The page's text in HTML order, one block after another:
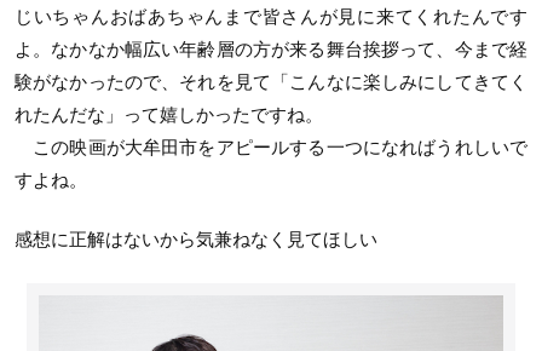
じいちゃんおばあちゃんまで皆さんが見に来てくれたんです
よ。なかなか幅広い年齢層の方が来る舞台挨拶って、今まで経
験がなかったので、それを見て「こんなに楽しみにしてきてく
れたんだな」って嬉しかったですね。
この映画が大牟田市をアピールする一つになればうれしいで
すよね。
感想に正解はないから気兼ねなく見てほしい